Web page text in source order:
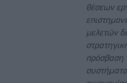
θέσεων
μελετών
πρόσβαση